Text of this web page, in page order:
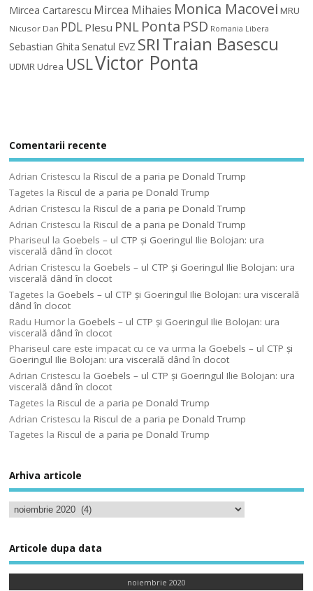
Mircea Cartarescu Mircea Mihaies Monica Macovei MRU
Nicusor Dan PDL Plesu PNL Ponta PSD Romania Libera
Sebastian Ghita Senatul EVZ SRITraian Basescu
UDMRUdrea USLVictor Ponta
Comentarii recente
Adrian Cristescu laRiscul de a paria pe Donald Trump
Tagetes laRiscul de a paria pe Donald Trump
Adrian Cristescu laRiscul de a paria pe Donald Trump
Adrian Cristescu laRiscul de a paria pe Donald Trump
Phariseul la Goebels – ul CTP şi Goeringul Ilie Bolojan: ura
viscerală dând în clocot
Adrian Cristescu la Goebels – ul CTP şi Goeringul Ilie Bolojan: ura
viscerală dând în clocot
Tagetes la Goebels – ul CTP şi Goeringul Ilie Bolojan: ura viscerală
dând în clocot
Radu Humor la Goebels – ul CTP şi Goeringul Ilie Bolojan: ura
viscerală dând în clocot
Phariseul care este impacat cu ce va urma la Goebels – ul CTP şi
Goeringul Ilie Bolojan: ura viscerală dând în clocot
Adrian Cristescu la Goebels – ul CTP şi Goeringul Ilie Bolojan: ura
viscerală dând în clocot
Tagetes laRiscul de a paria pe Donald Trump
Adrian Cristescu laRiscul de a paria pe Donald Trump
Tagetes laRiscul de a paria pe Donald Trump
Arhiva articole
Articole dupa data
noiembrie 2020